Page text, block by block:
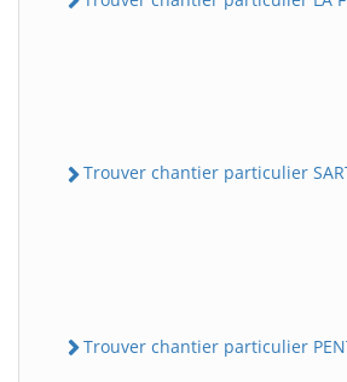
Trouver chantier particulier
Trouver chantier particulier